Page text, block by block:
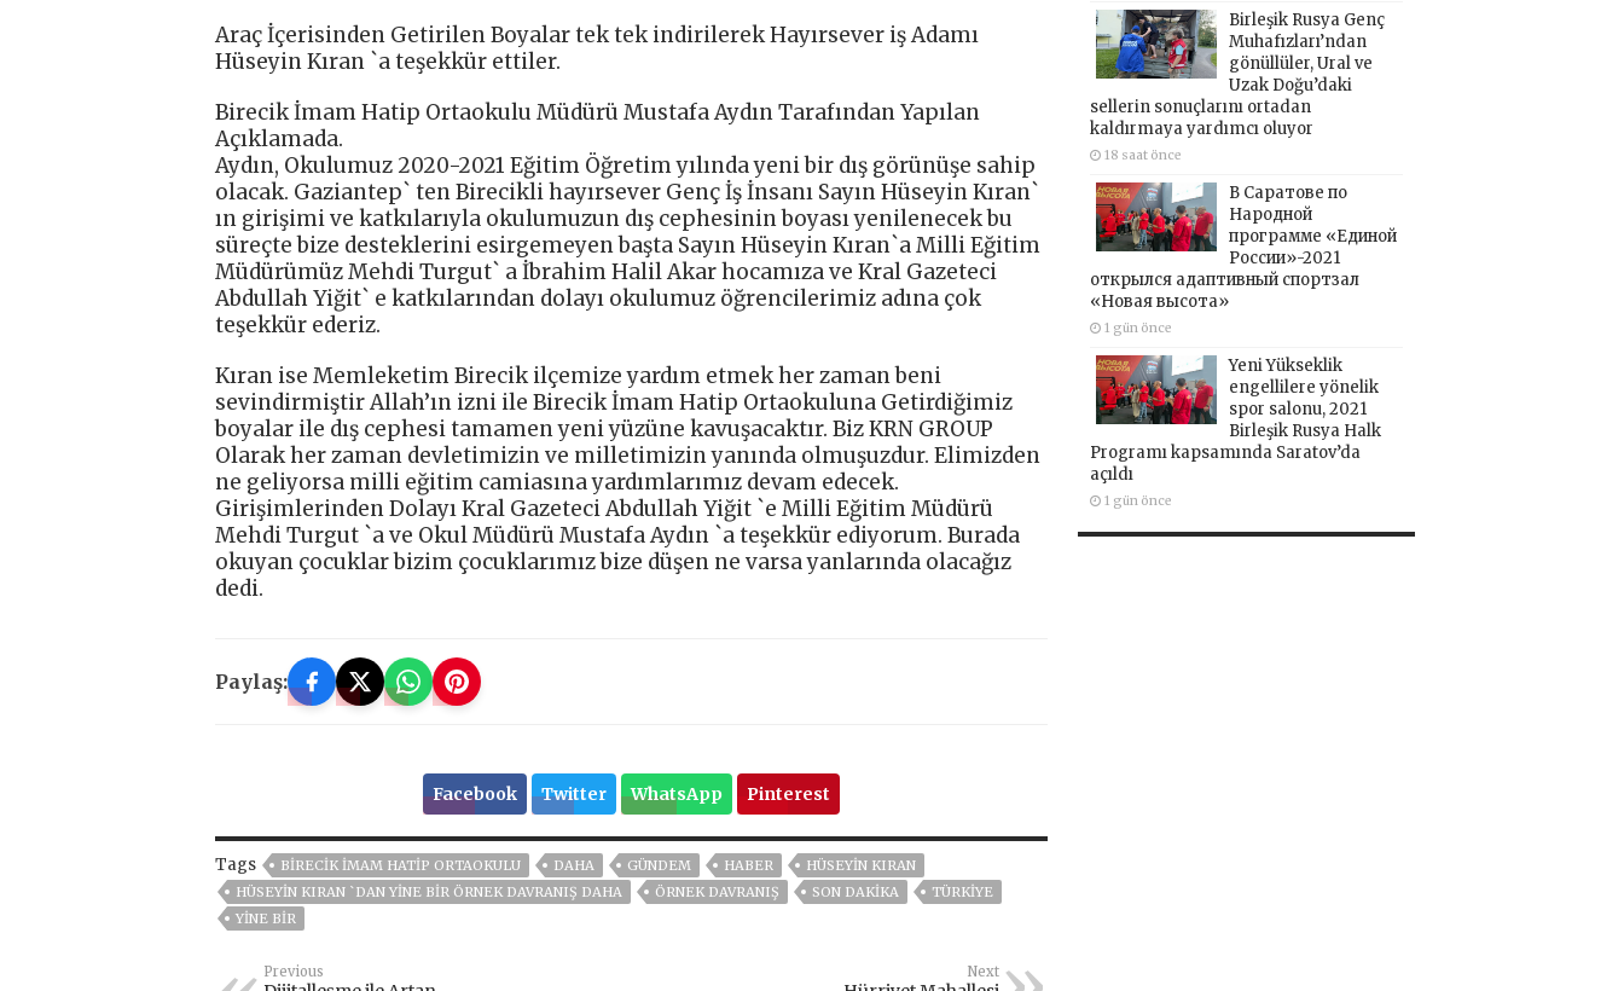
Araç İçerisinden Getirilen Boyalar tek tek indirilerek Hayırsever iş Adamı
Hüseyin Kıran `a teşekkür ettiler.
Birecik İmam Hatip Ortaokulu Müdürü Mustafa Aydın Tarafından Yapılan
Açıklamada.
Aydın, Okulumuz 2020-2021 Eğitim Öğretim yılında yeni bir dış görünüşe sahip
olacak. Gaziantep` ten Birecikli hayırsever Genç İş İnsanı Sayın Hüseyin Kıran`
ın girişimi ve katkılarıyla okulumuzun dış cephesinin boyası yenilenecek bu
süreçte bize desteklerini esirgemeyen başta Sayın Hüseyin Kıran`a Milli Eğitim
Müdürümüz Mehdi Turgut` a İbrahim Halil Akar hocamıza ve Kral Gazeteci
Abdullah Yiğit` e katkılarından dolayı okulumuz öğrencilerimiz adına çok
teşekkür ederiz.
Kıran ise Memleketim Birecik ilçemize yardım etmek her zaman beni
sevindirmiştir Allah’ın izni ile Birecik İmam Hatip Ortaokuluna Getirdiğimiz
boyalar ile dış cephesi tamamen yeni yüzüne kavuşacaktır. Biz KRN GROUP
Olarak her zaman devletimizin ve milletimizin yanında olmuşuzdur. Elimizden
ne geliyorsa milli eğitim camiasına yardımlarımız devam edecek.
Girişimlerinden Dolayı Kral Gazeteci Abdullah Yiğit `e Milli Eğitim Müdürü
Mehdi Turgut `a ve Okul Müdürü Mustafa Aydın `a teşekkür ediyorum. Burada
okuyan çocuklar bizim çocuklarımız bize düşen ne varsa yanlarında olacağız
dedi.
Paylaş:
Facebook Twitter WhatsApp Pinterest
Tags BİRECİK İMAM HATİP ORTAOKULU DAHA GÜNDEM HABER
HÜSEYIN KIRAN
HÜSEYIN KIRAN `DAN YINE BIR ÖRNEK DAVRANIŞ DAHA
ÖRNEK DAVRANIŞ SON DAKIKA
TÜRKİYE
YINE BIR
Previous Next
Birleşik Rusya Genç
Muhafızları’ndan
gönüllüler, Ural ve
Uzak Doğu’daki
sellerin sonuçlarını ortadan
kaldırmaya yardımcı oluyor
18 saat önce
В Саратове по
Народной
программе «Единой
России»-2021
открылся адаптивный спортзал
«Новая высота»
1 gün önce
Yeni Yükseklik
engellilere yönelik
spor salonu, 2021
Birleşik Rusya Halk
Programı kapsamında Saratov’da
açıldı
1 gün önce